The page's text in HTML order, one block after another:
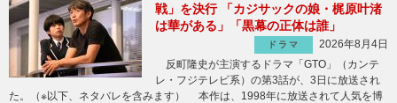
戦」を決行 「カジサックの娘・梶原叶渚
は華がある」「黒幕の正体は誰」
ドラマ
2026年8月4日
反町隆史が主演するドラマ「GTO」（カンテ
レ・フジテレビ系）の第3話が、3日に放送され
た。（※以下、ネタバレを含みます） 本作は、1998年に放送されて人気を博